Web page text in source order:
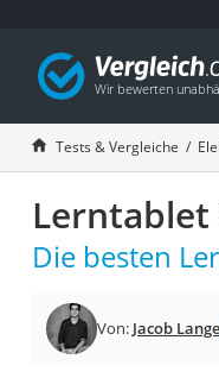
Tests & Vergleiche
Lerntablet
Die besten
Von: Jacob Lange